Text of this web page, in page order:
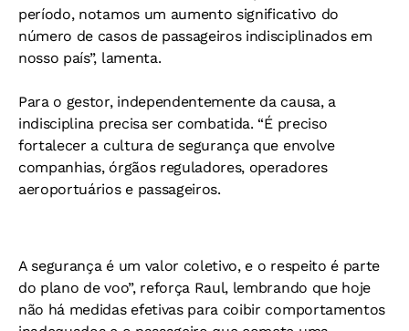
período, notamos um aumento significativo do
número de casos de passageiros indisciplinados em
nosso país”, lamenta.
Para o gestor, independentemente da causa, a
indisciplina precisa ser combatida. “É preciso
fortalecer a cultura de segurança que envolve
companhias, órgãos reguladores, operadores
aeroportuários e passageiros.
A segurança é um valor coletivo, e o respeito é parte
do plano de voo”, reforça Raul, lembrando que hoje
não há medidas efetivas para coibir comportamentos